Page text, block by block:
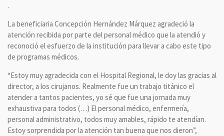
.
La beneficiaria Concepción Hernández Márquez agradeció la
atención recibida por parte del personal médico que la atendió y
reconoció el esfuerzo de la institución para llevar a cabo este tipo
de programas médicos.
“Estoy muy agradecida con el Hospital Regional, le doy las gracias al
director, a los cirujanos. Realmente fue un trabajo titánico el
atender a tantos pacientes, yo sé que fue una jornada muy
exhaustiva para todos (…) El personal médico, enfermería,
personal administrativo, todos muy amables, rápido te atendían.
Estoy sorprendida por la atención tan buena que nos dieron”,